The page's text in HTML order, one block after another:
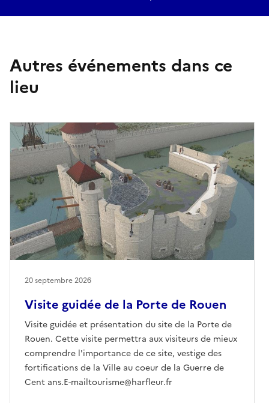
Autres événements dans ce
lieu
Visite guidée de la Porte de Rouen
Visite guidée et présentation du site de la Porte de
Rouen. Cette visite permettra aux visiteurs de mieux
comprendre l'importance de ce site, vestige des
fortifications de la Ville au coeur de la Guerre de
Cent ans.E-mailtourisme@harfleur.fr
20 septembre 2026